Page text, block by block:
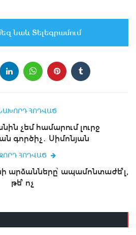
նաև Տելեգրամում
ՀՈԴՎԱԾ
չեմ համարում լուրջ
գործիչ․ Սիմոնյան
ՀՈԴՎԱԾ
արձանները՝ ապամոնտաժե՞լ,
թե՞ ոչ